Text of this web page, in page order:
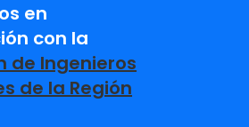
en
con la
de Ingenieros
de la Región